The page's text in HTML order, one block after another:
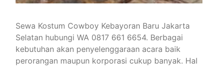
Sewa Kostum Cowboy Kebayoran Baru Jakarta
Selatan hubungi WA 0817 661 6654. Berbagai
kebutuhan akan penyelenggaraan acara baik
perorangan maupun korporasi cukup banyak. Hal